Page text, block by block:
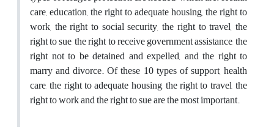
care, education, the right to adequate housing, the right to
work, the right to social security, the right to travel, the
right to sue, the right to receive government assistance, the
right not to be detained and expelled, and the right to
marry and divorce. Of these 10 types of support, health
care, the right to adequate housing, the right to travel, the
right to work and the right to sue are the most important.